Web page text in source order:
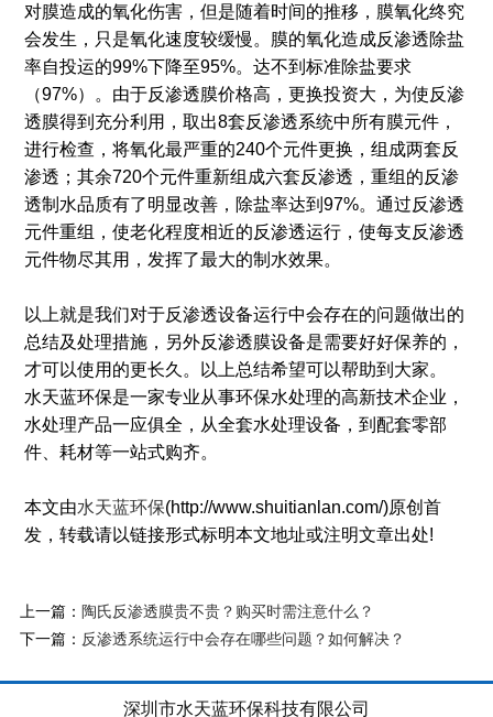
对膜造成的氧化伤害，但是随着时间的推移，膜氧化终究
会发生，只是氧化速度较缓慢。膜的氧化造成反渗透除盐
率自投运的99%下降至95%。达不到标准除盐要求
（97%）。由于反渗透膜价格高，更换投资大，为使反渗
透膜得到充分利用，取出8套反渗透系统中所有膜元件，
进行检查，将氧化最严重的240个元件更换，组成两套反
渗透；其余720个元件重新组成六套反渗透，重组的反渗
透制水品质有了明显改善，除盐率达到97%。通过反渗透
元件重组，使老化程度相近的反渗透运行，使每支反渗透
元件物尽其用，发挥了最大的制水效果。
以上就是我们对于反渗透设备运行中会存在的问题做出的
总结及处理措施，另外反渗透膜设备是需要好好保养的，
才可以使用的更长久。以上总结希望可以帮助到大家。
水天蓝环保是一家专业从事环保水处理的高新技术企业，
水处理产品一应俱全，从全套水处理设备，到配套零部
件、耗材等一站式购齐。
本文由水天蓝环保(http://www.shuitianlan.com/)原创首
发，转载请以链接形式标明本文地址或注明文章出处!
上一篇： 陶氏反渗透膜贵不贵？购买时需注意什么？
下一篇： 反渗透系统运行中会存在哪些问题？如何解决？
深圳市水天蓝环保科技有限公司